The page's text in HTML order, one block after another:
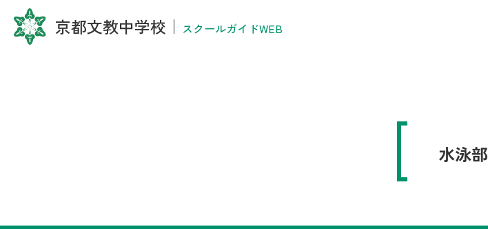
京都文教中学校 ｜ スクールガイドWEB
水泳部